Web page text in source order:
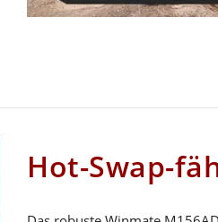
Hot-Swap-